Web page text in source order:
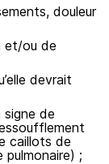
douleur
et/ou de
devrait
signe de
caillots de
pulmonaire) ;